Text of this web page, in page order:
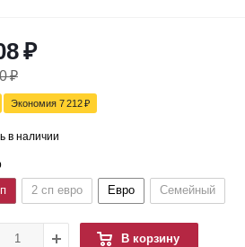
₽
₽
Экономия 7 212₽
в наличии
2 сп евро Евро Семейный
В корзину